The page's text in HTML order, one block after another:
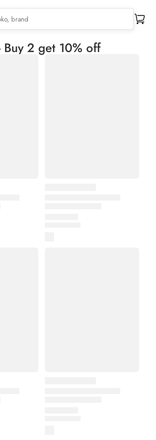
Buy 2 get 10% off